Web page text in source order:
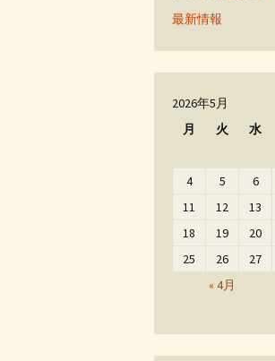
最新情報
2026年5月
月
火 水
« 4月
4
5 6
11
12 13
18
19 20
25
26 27